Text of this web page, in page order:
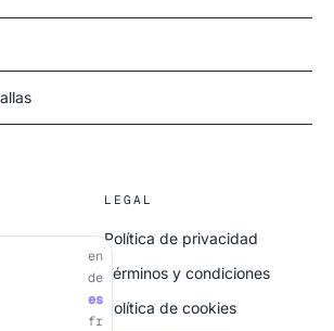
LEGAL
Política de privacidad
Términos y condiciones
Política de cookies
en
de
es
fr